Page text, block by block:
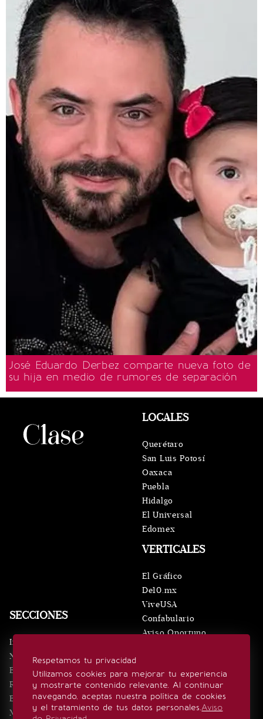
José Eduardo Derbez comparte nueva foto de
su hija en medio de rumores de separación
Respetamos tu privacidad
Utilizamos cookies para mejorar tu experiencia
y mostrarte contenido relevante. Al continuar
navegando, aceptas nuestra política de cookies
y el tratamiento de tus datos personales.Aviso
SECCIONES
Inicio
Noticias
Eventos
Realeza
Estilo de vida
Minuto x Minuto
VERTICALES
El Gráfico
De10.mx
ViveUSA
Confabulario
Aviso Oportuno
LOCALES
Querétaro
San Luis Potosí
Oaxaca
Puebla
Hidalgo
El Universal
Edomex
SÍGUENOS